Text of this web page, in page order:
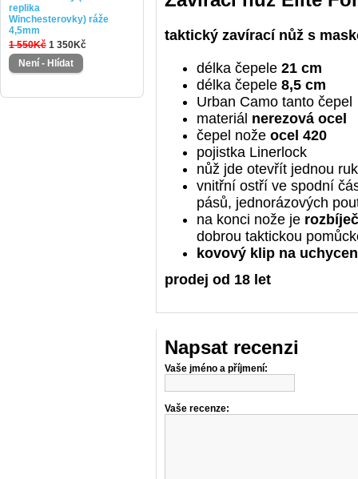
replika
Winchesterovky) ráže
4,5mm
1 550Kč 1 350Kč
taktický zavírací nůž s
délka čepele 21 cm
délka čepele 8,5 cm
Urban Camo tanto čepel
materiál nerezová ocel
čepel nože ocel 420
pojistka Linerlock
nůž jde otevřít jednou
vnitřní ostří ve spodní
pásů, jednorázových
na konci nože je
dobrou taktickou
kovový klip na
prodej od 18 let
Napsat recenzi
Vaše jméno a příjmení:
Vaše recenze: